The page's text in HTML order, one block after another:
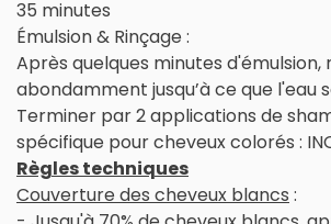
35 minutes
Émulsion & Rinçage :
Après quelques minutes d'émulsion,
abondamment jusqu’à ce que l'eau
Terminer par 2 applications de
spécifique pour cheveux colorés :
Règles techniques
Couverture des cheveux blancs :